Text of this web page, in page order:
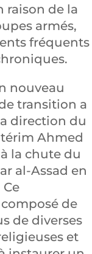
raison de la
armés,
fréquents
nouveau
transition a
direction du
Ahmed
la chute du
al-Assad en
de
de diverses
et